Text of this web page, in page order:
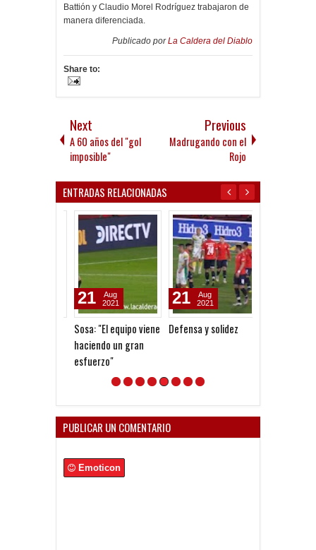
Battión y Claudio Morel Rodríguez trabajaron de
manera diferenciada.
Publicado porLa Caldera del Diablo
Share to:
Next
A 60 años del "gol
imposible"
Previous
Madrugando con el
Rojo
ENTRADAS RELACIONADAS
Sosa: "El equipo viene
haciendo un gran
esfuerzo"
21
Aug
2021
Defensa y solidez
21
Aug
2021
PUBLICAR UN COMENTARIO
Emoticon